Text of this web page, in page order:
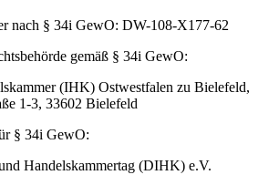
nach § 34i GewO: DW-108-X177-62
gemäß § 34i GewO:
(IHK) Ostwestfalen zu Bielefeld,
1-3, 33602 Bielefeld
§ 34i GewO:
Handelskammertag (DIHK) e.V.